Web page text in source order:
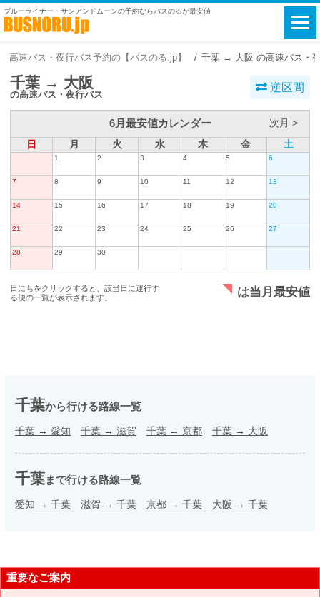
ブルーライナー・サンアンドムーンの予約ならバスのるが最安値
高速バス・夜行バス予約の【バスのる.jp】 千葉 → 大阪 の高速バス・
千葉 → 大阪
の高速バス・夜行バス
逆区間
6月最安値カレンダー
次月 >
日
月 火 水 木 金 土
1 2 3 4 5 6
7 8 9 10 11 12 13
14 15 16 17 18 19 20
21 22 23 24 25 26 27
28 29 30
日にちをクリックすると、該当日に運行す
る便の一覧が表示されます。
は当月最安値
千葉から行ける路線一覧
千葉 → 愛知 千葉 → 滋賀 千葉 → 京都 千葉 → 大阪
千葉まで行ける路線一覧
愛知 → 千葉 滋賀 → 千葉 京都 → 千葉 大阪 → 千葉
重要なご案内